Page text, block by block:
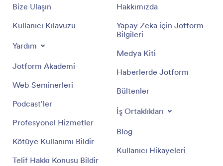
Bize Ulaşın
Kullanıcı Kılavuzu
Yardım
Jotform Akademi
Web Seminerleri
Podcast'ler
Profesyonel Hizmetler
Kötüye Kullanımı Bildir
Telif Hakkı Konusu Bildir
Hakkımızda
Yapay Zeka için Jotform
Bilgileri
Medya Kiti
Haberlerde Jotform
Bültenler
İş Ortaklıkları
Blog
Kullanıcı Hikayeleri